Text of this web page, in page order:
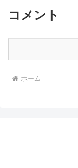
コメント
ホーム